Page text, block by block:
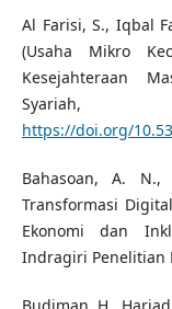
Al Farisi, S., Iqbal
(Usaha Mikro
Kesejahteraan
https://doi.org/
Bahasoan, A.
Transformasi
Ekonomi dan
Indragiri Penelitian